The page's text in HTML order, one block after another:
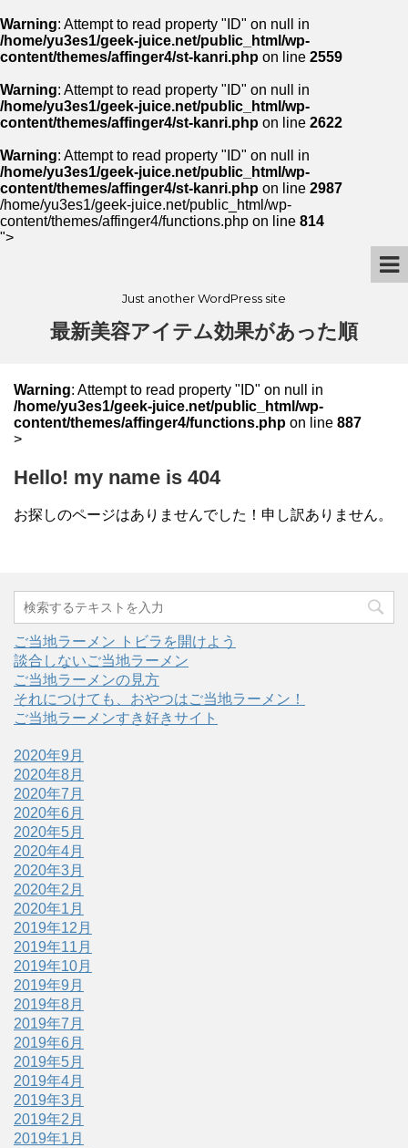
Warning: Attempt to read property "ID" on null in
/home/yu3es1/geek-juice.net/public_html/wp-
content/themes/affinger4/st-kanri.php on line 2559
Warning: Attempt to read property "ID" on null in
/home/yu3es1/geek-juice.net/public_html/wp-
content/themes/affinger4/st-kanri.php on line 2622
Warning: Attempt to read property "ID" on null in
/home/yu3es1/geek-juice.net/public_html/wp-
content/themes/affinger4/st-kanri.php on line 2987
/home/yu3es1/geek-juice.net/public_html/wp-
content/themes/affinger4/functions.php on line 814
">
Just another WordPress site
最新美容アイテム効果があった順
Warning: Attempt to read property "ID" on null in
/home/yu3es1/geek-juice.net/public_html/wp-
content/themes/affinger4/functions.php on line 887
>
Hello! my name is 404
お探しのページはありませんでした！申し訳ありません。
ご当地ラーメン トビラを開けよう
談合しないご当地ラーメン
ご当地ラーメンの見方
それにつけても、おやつはご当地ラーメン！
ご当地ラーメンすき好きサイト
2020年9月
2020年8月
2020年7月
2020年6月
2020年5月
2020年4月
2020年3月
2020年2月
2020年1月
2019年12月
2019年11月
2019年10月
2019年9月
2019年8月
2019年7月
2019年6月
2019年5月
2019年4月
2019年3月
2019年2月
2019年1月